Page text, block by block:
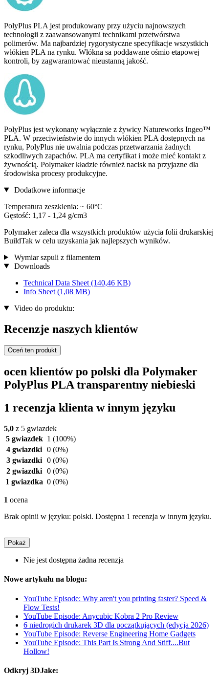
PolyPlus PLA jest produkowany przy użyciu najnowszych
technologii z zaawansowanymi technikami przetwórstwa
polimerów. Ma najbardziej rygorystyczne specyfikacje wszystkich
włókien PLA na rynku. Włókna sa poddawane ośmio etapowej
kontroli, by zagwarantować nieustanną jakość.
PolyPlus jest wykonany wyłącznie z żywicy Natureworks Ingeo™
PLA. W przeciwieństwie do innych włókien PLA dostępnych na
rynku, PolyPlus nie uwalnia podczas przetwarzania żadnych
szkodliwych zapachów. PLA ma certyfikat i może mieć kontakt z
żywnością. Polymaker kładzie również nacisk na przyjazne dla
środowiska procesy produkcyjne.
Dodatkowe informacje
Temperatura zeszklenia: ~ 60°C
Gęstość: 1,17 - 1,24 g/cm3
Polymaker zaleca dla wszystkich produktów użycia folii drukarskiej
BuildTak w celu uzyskania jak najlepszych wyników.
Wymiar szpuli z filamentem
Downloads
Technical Data Sheet (140,46 KB)
Info Sheet (1,08 MB)
Video do produktu:
Recenzje naszych klientów
Oceń ten produkt
ocen klientów po polski dla Polymaker
PolyPlus PLA transparentny niebieski
1 recenzja klienta w innym języku
5,0 z 5 gwiazdek
5 gwiazdek 1 (100%)
4 gwiazdki 0 (0%)
3 gwiazdki 0 (0%)
2 gwiazdki 0 (0%)
1 gwiazdka 0 (0%)
1 ocena
Brak opinii w języku: polski. Dostępna 1 recenzja w innym języku.
Pokaż
Nie jest dostępna żadna recenzja
Nowe artykułu na blogu:
YouTube Episode: Why aren't you printing faster? Speed &
Flow Tests!
YouTube Episode: Anycubic Kobra 2 Pro Review
6 niedrogich drukarek 3D dla początkujących (edycja 2026)
YouTube Episode: Reverse Engineering Home Gadgets
YouTube Episode: This Part Is Strong And Stiff....But
Hollow!
Odkryj 3DJake: